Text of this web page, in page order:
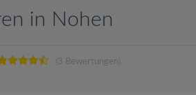
in Nohen
(3 Bewertungen)